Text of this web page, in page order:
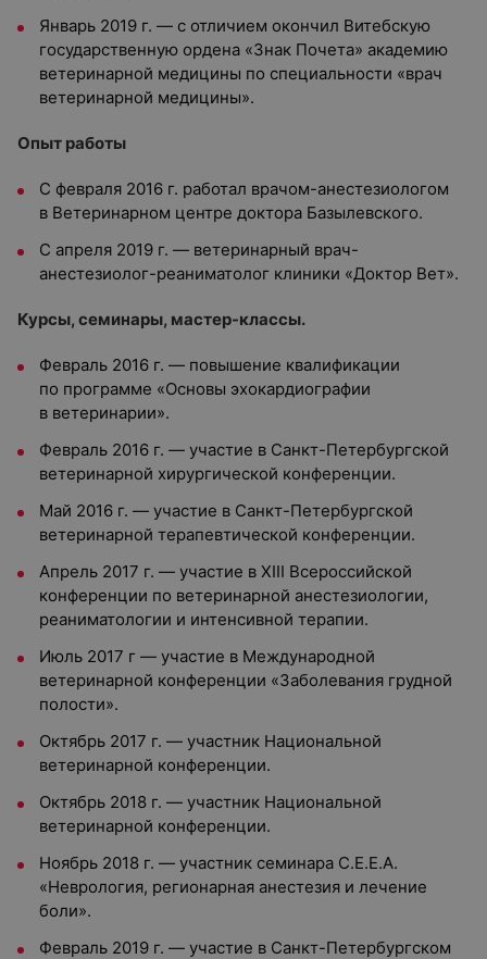
Январь 2019 г. — с отличием окончил Витебскую
государственную ордена «Знак Почета» академию
ветеринарной медицины по специальности «врач
ветеринарной медицины».
Опыт работы
С февраля 2016 г. работал врачом-анестезиологом
в Ветеринарном центре доктора Базылевского.
С апреля 2019 г. — ветеринарный врач-
анестезиолог-реаниматолог клиники «Доктор Вет».
Курсы, семинары, мастер-классы.
Февраль 2016 г. — повышение квалификации
по программе «Основы эхокардиографии
в ветеринарии».
Февраль 2016 г. — участие в Санкт-Петербургской
ветеринарной хирургической конференции.
Май 2016 г. — участие в Санкт-Петербургской
ветеринарной терапевтической конференции.
Апрель 2017 г. — участие в XIII Всероссийской
конференции по ветеринарной анестезиологии,
реаниматологии и интенсивной терапии.
Июль 2017 г — участие в Международной
ветеринарной конференции «Заболевания грудной
полости».
Октябрь 2017 г. — участник Национальной
ветеринарной конференции.
Октябрь 2018 г. — участник Национальной
ветеринарной конференции.
Ноябрь 2018 г. — участник семинара C.E.E.A.
«Неврология, регионарная анестезия и лечение
боли».
Февраль 2019 г. — участие в Санкт-Петербургском